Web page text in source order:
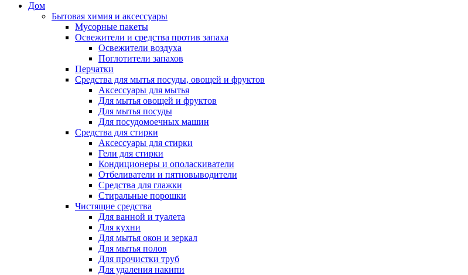
Дом
Бытовая химия и аксессуары
Мусорные пакеты
Освежители и средства против запаха
Освежители воздуха
Поглотители запахов
Перчатки
Средства для мытья посуды, овощей и фруктов
Аксессуары для мытья
Для мытья овощей и фруктов
Для мытья посуды
Для посудомоечных машин
Средства для стирки
Аксессуары для стирки
Гели для стирки
Кондиционеры и ополаскиватели
Отбеливатели и пятновыводители
Средства для глажки
Стиральные порошки
Чистящие средства
Для ванной и туалета
Для кухни
Для мытья окон и зеркал
Для мытья полов
Для прочистки труб
Для удаления накипи